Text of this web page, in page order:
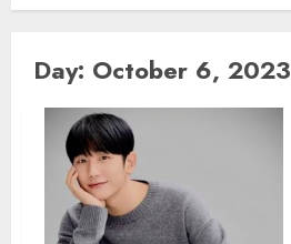
Day: October 6, 2023